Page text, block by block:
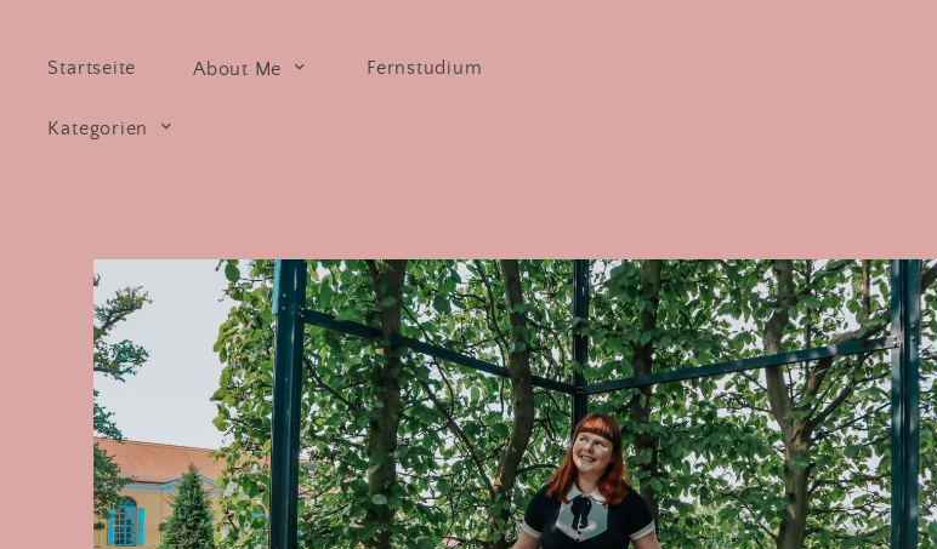
Startseite About Me Fernstudium
Kategorien lisa-marie